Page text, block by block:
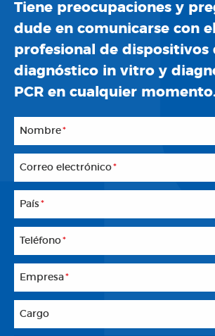
Tiene preocupaciones y
dude en comunicarse con
profesional de dispositivos
diagnóstico in vitro y
PCR en cualquier
Nombre*
Correo electrónico*
País *
Teléfono*
Empresa*
Cargo